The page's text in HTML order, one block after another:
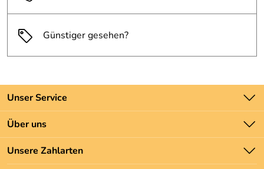
Günstiger gesehen?
Unser Service
Kontakt
Batteriegesetz
Newsletter
Über uns
Unsere Bestseller
Marken
Unsere Zahlarten